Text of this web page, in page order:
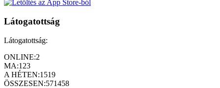
Látogatottság
Látogatottság:
ONLINE:2
MA:123
A HÉTEN:1519
ÖSSZESEN:571458